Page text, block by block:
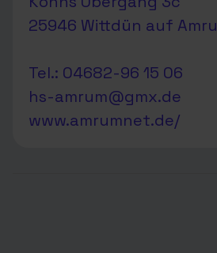
25946 Wittdün auf
Tel.: 04682-96 15 06
hs-amrum@gmx.de
www.amrumnet.de/